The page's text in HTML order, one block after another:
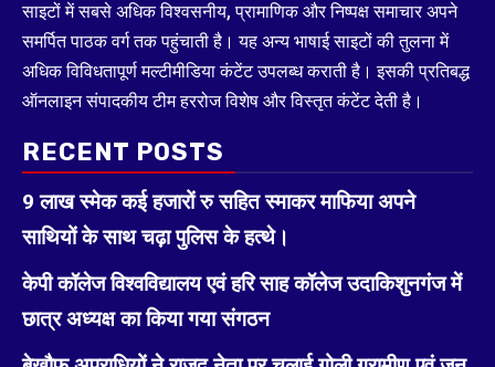
साइटों में सबसे अधिक विश्वसनीय, प्रामाणिक और निष्पक्ष समाचार अपने
समर्पित पाठक वर्ग तक पहुंचाती है। यह अन्य भाषाई साइटों की तुलना में
अधिक विविधतापूर्ण मल्टीमीडिया कंटेंट उपलब्ध कराती है। इसकी प्रतिबद्ध
ऑनलाइन संपादकीय टीम हररोज विशेष और विस्तृत कंटेंट देती है।
RECENT POSTS
9 लाख स्मेक कई हजारों रु सहित स्माकर माफिया अपने
साथियों के साथ चढ़ा पुलिस के हत्थे।
केपी कॉलेज विश्वविद्यालय एवं हरि साह कॉलेज उदाकिशुनगंज में
छात्र अध्यक्ष का किया गया संगठन